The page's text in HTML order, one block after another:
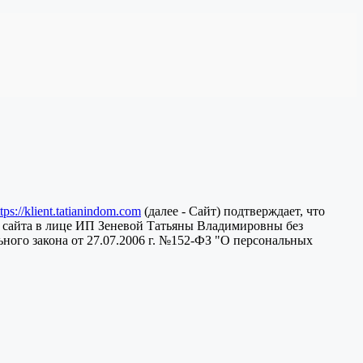
klient.tatianindom.com (далее - Сайт) подтверждает, что
в лице ИП Зеневой Татьяны Владимировны без
закона от 27.07.2006 г. №152-ФЗ "О персональных